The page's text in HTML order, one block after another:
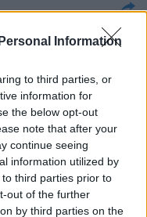
Information
to third parties, or
information for
the below opt-out
note that after your
continue seeing
information utilized by
third parties prior to
out of the further
by third parties on the
e
dopo